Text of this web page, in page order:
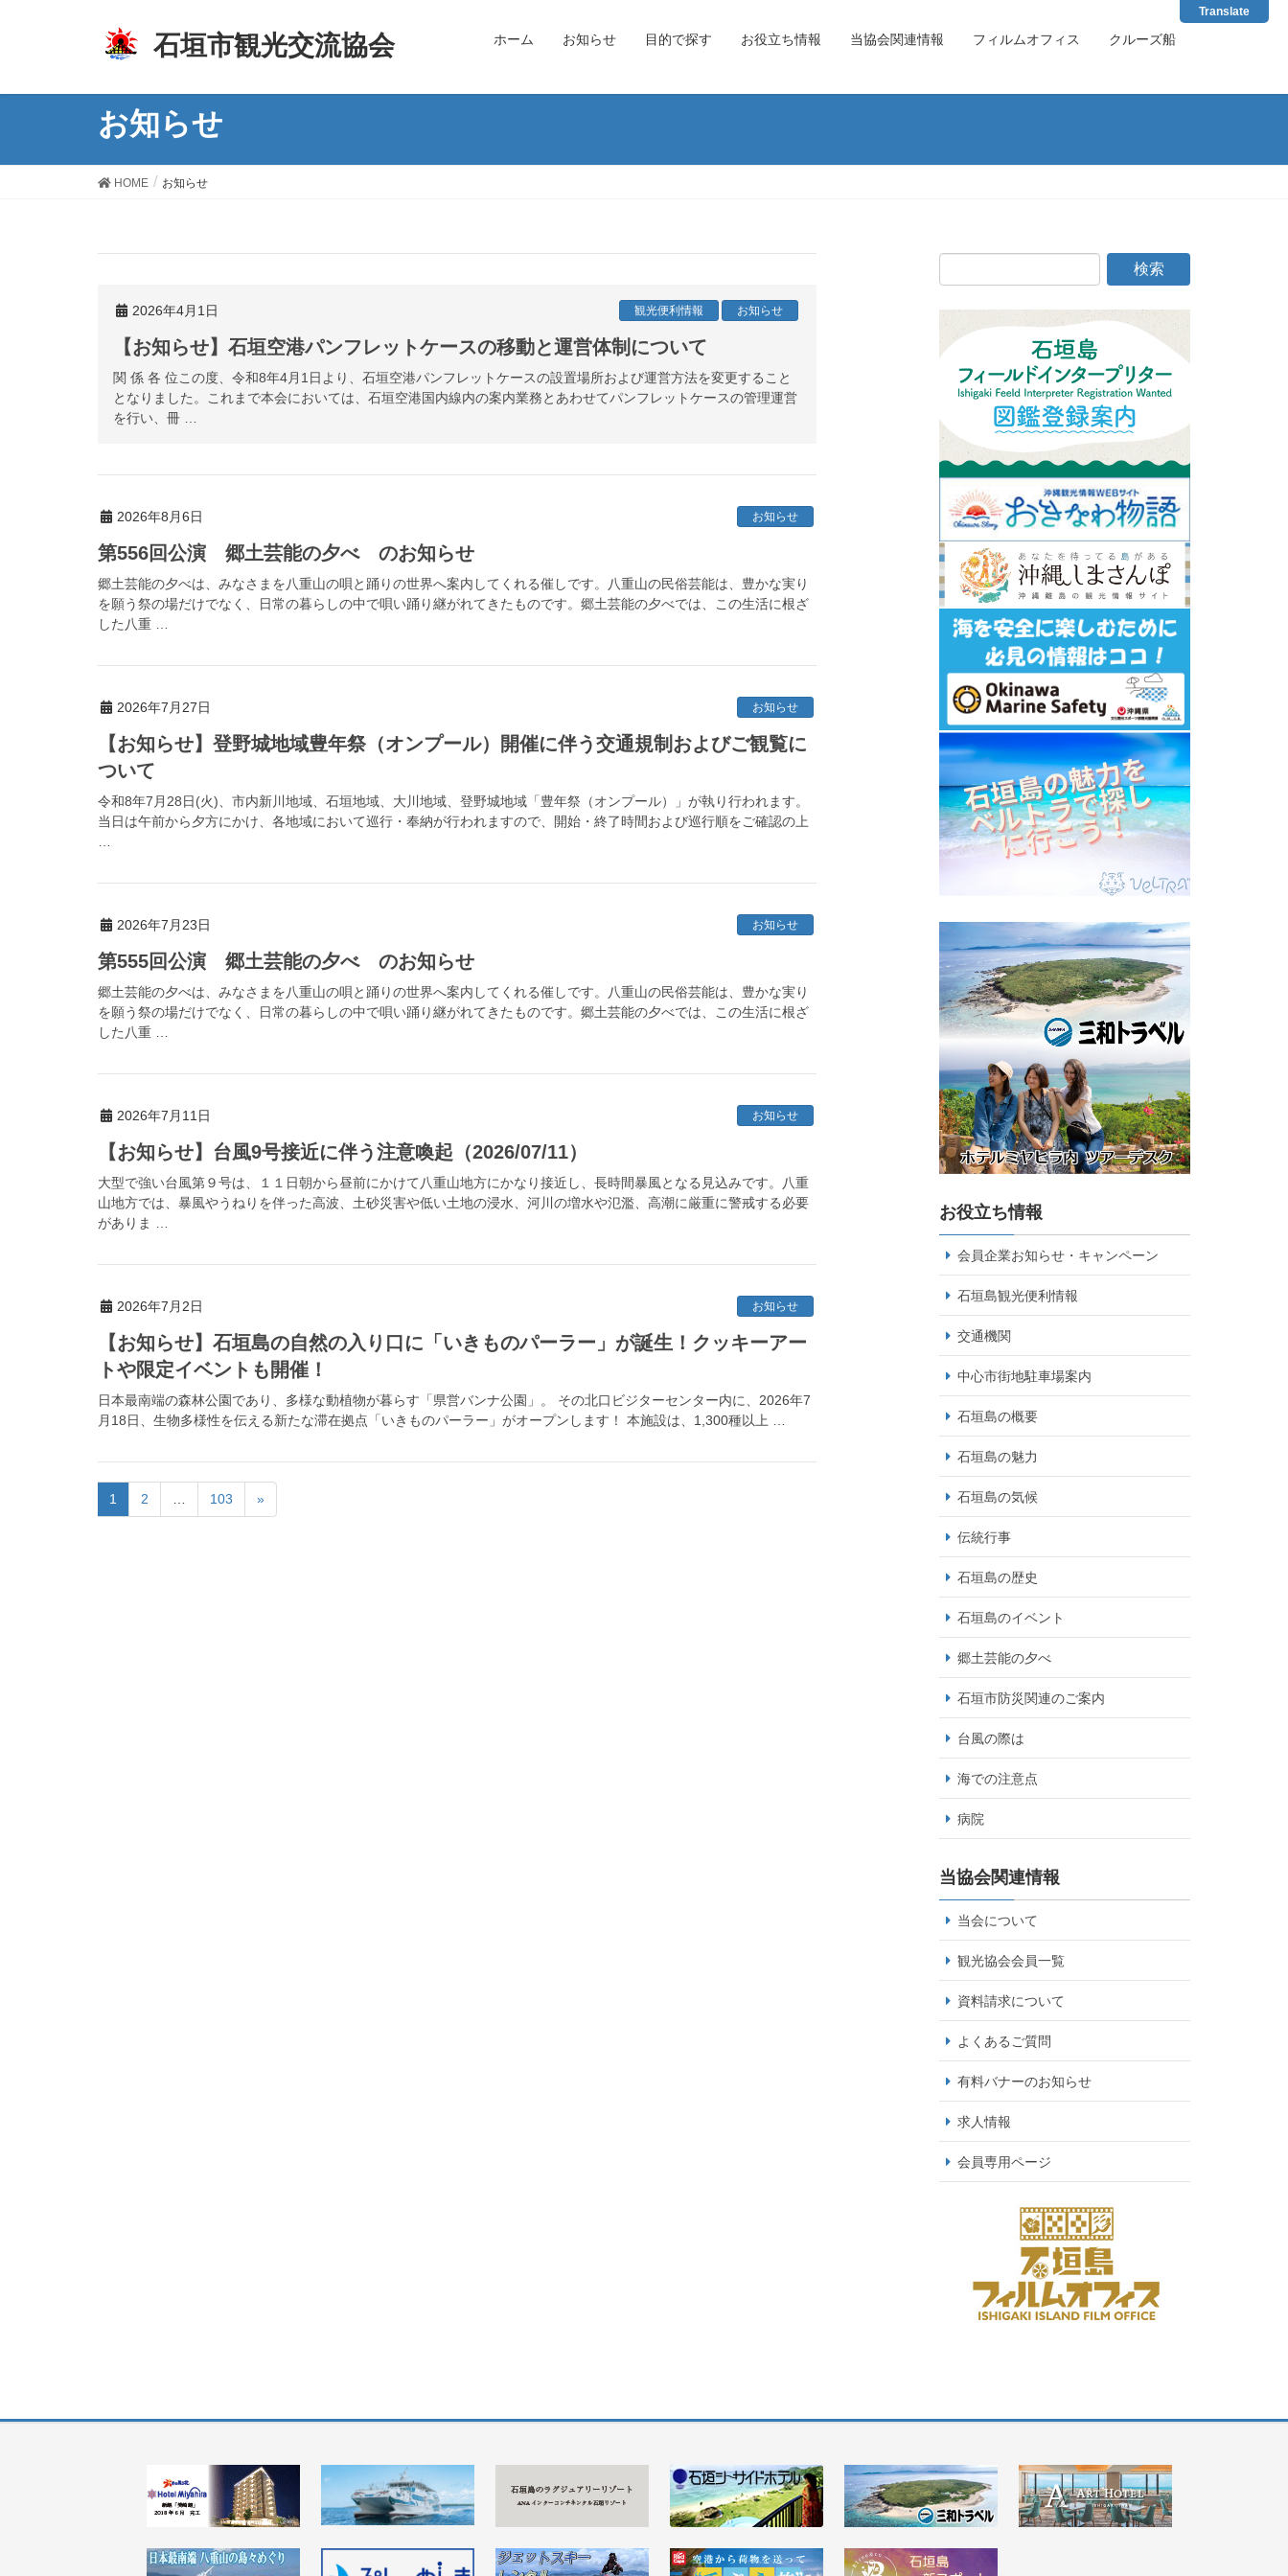
石垣市観光交流協会 ホーム お知らせ 目的で探す お役立ち情報 当協会関連情報 フィルムオフィス クルーズ船
お知らせ
HOME お知らせ
2026年4月1日 お知らせ
観光便利情報
【お知らせ】石垣空港パンフレットケースの移動と運営体制について
関 係 各 位この度、令和8年4月1日より、石垣空港パンフレットケースの設置場所および運営方法を変更すること
となりました。これまで本会においては、石垣空港国内線内の案内業務とあわせてパンフレットケースの管理運営
を行い、冊 …
2026年8月6日 お知らせ
第556回公演 郷土芸能の夕べ のお知らせ
郷土芸能の夕べは、みなさまを八重山の唄と踊りの世界へ案内してくれる催しです。八重山の民俗芸能は、豊かな実り
を願う祭の場だけでなく、日常の暮らしの中で唄い踊り継がれてきたものです。郷土芸能の夕べでは、この生活に根ざ
した八重 …
2026年7月27日 お知らせ
【お知らせ】登野城地域豊年祭（オンプール）開催に伴う交通規制およびご観覧に
ついて
令和8年7月28日(火)、市内新川地域、石垣地域、大川地域、登野城地域「豊年祭（オンプール）」が執り行われます。
当日は午前から夕方にかけ、各地域において巡行・奉納が行われますので、開始・終了時間および巡行順をご確認の上
2026年7月23日 お知らせ
第555回公演 郷土芸能の夕べ のお知らせ
郷土芸能の夕べは、みなさまを八重山の唄と踊りの世界へ案内してくれる催しです。八重山の民俗芸能は、豊かな実り
を願う祭の場だけでなく、日常の暮らしの中で唄い踊り継がれてきたものです。郷土芸能の夕べでは、この生活に根ざ
した八重 …
2026年7月11日 お知らせ
【お知らせ】台風9号接近に伴う注意喚起（2026/07/11）
大型で強い台風第９号は、１１日朝から昼前にかけて八重山地方にかなり接近し、長時間暴風となる見込みです。八重
山地方では、暴風やうねりを伴った高波、土砂災害や低い土地の浸水、河川の増水や氾濫、高潮に厳重に警戒する必要
がありま …
2026年7月2日 お知らせ
【お知らせ】石垣島の自然の入り口に「いきものパーラー」が誕生！クッキーアー
トや限定イベントも開催！
日本最南端の森林公園であり、多様な動植物が暮らす「県営バンナ公園」。 その北口ビジターセンター内に、2026年7
月18日、生物多様性を伝える新たな滞在拠点「いきものパーラー」がオープンします！ 本施設は、1,300種以上 …
1 2 103 »
お役立ち情報
会員企業お知らせ・キャンペーン
石垣島観光便利情報
交通機関
中心市街地駐車場案内
石垣島の概要
石垣島の魅力
石垣島の気候
伝統行事
石垣島の歴史
石垣島のイベント
郷土芸能の夕べ
石垣市防災関連のご案内
台風の際は
海での注意点
病院
当協会関連情報
当会について
観光協会会員一覧
資料請求について
よくあるご質問
有料バナーのお知らせ
求人情報
会員専用ページ
Translate